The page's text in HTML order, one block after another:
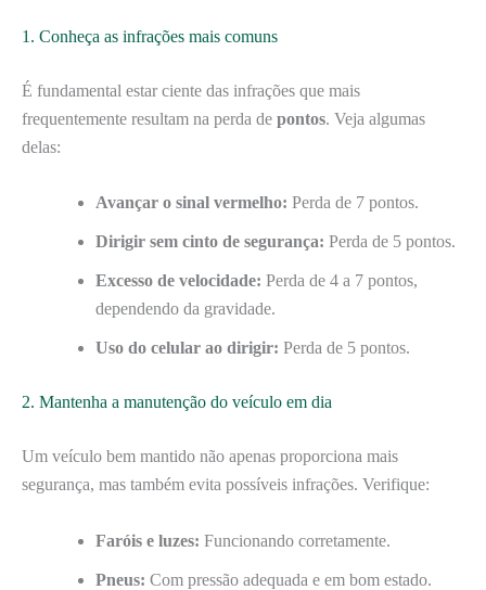
1. Conheça as infrações mais comuns
É fundamental estar ciente das infrações que mais
frequentemente resultam na perda de pontos. Veja algumas
delas:
Avançar o sinal vermelho: Perda de 7 pontos.
Dirigir sem cinto de segurança: Perda de 5 pontos.
Excesso de velocidade: Perda de 4 a 7 pontos,
dependendo da gravidade.
Uso do celular ao dirigir: Perda de 5 pontos.
2. Mantenha a manutenção do veículo em dia
Um veículo bem mantido não apenas proporciona mais
segurança, mas também evita possíveis infrações. Verifique:
Faróis e luzes: Funcionando corretamente.
Pneus: Com pressão adequada e em bom estado.